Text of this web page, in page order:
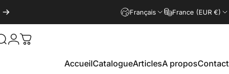
Français France (EUR €)
AccueilCatalogueArticlesA proposContact
Rechercher
Connexion
Panier